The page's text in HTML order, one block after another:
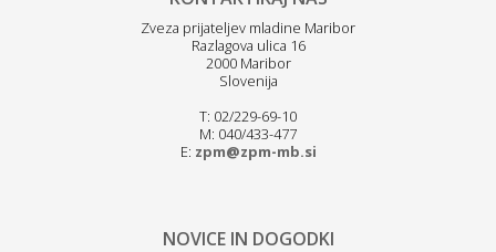
Zveza prijateljev mladine Maribor
Razlagova ulica 16
2000 Maribor
Slovenija
T: 02/229-69-10
M: 040/433-477
E: zpm@zpm-mb.si
NOVICE IN DOGODKI